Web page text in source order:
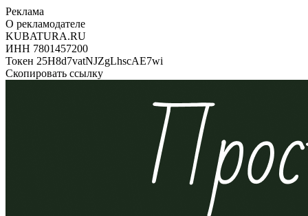
Реклама
О рекламодателе
KUBATURA.RU
ИНН 7801457200
Токен 25H8d7vatNJZgLhscAE7wi
Скопировать ссылку